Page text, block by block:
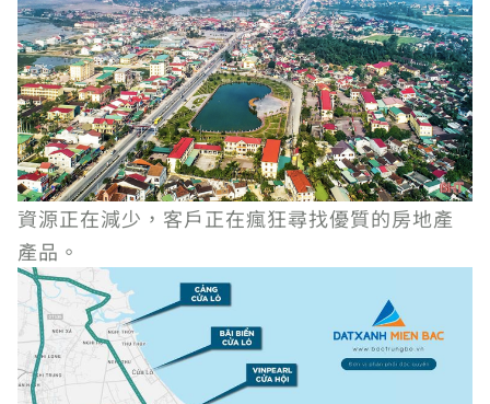
資源正在減少，客戶正在瘋狂尋找優質的房地產
產品。